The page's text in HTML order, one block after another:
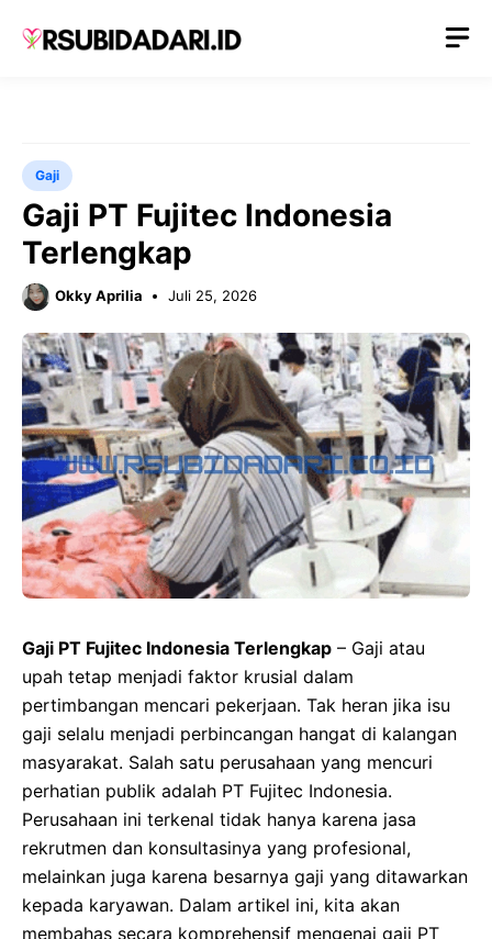
Gaji
Gaji PT Fujitec Indonesia
Terlengkap
Okky Aprilia Juli 25, 2026
Gaji PT Fujitec Indonesia Terlengkap – Gaji atau
upah tetap menjadi faktor krusial dalam
pertimbangan mencari pekerjaan. Tak heran jika isu
gaji selalu menjadi perbincangan hangat di kalangan
masyarakat. Salah satu perusahaan yang mencuri
perhatian publik adalah PT Fujitec Indonesia.
Perusahaan ini terkenal tidak hanya karena jasa
rekrutmen dan konsultasinya yang profesional,
melainkan juga karena besarnya gaji yang ditawarkan
kepada karyawan. Dalam artikel ini, kita akan
membahas secara komprehensif mengenai gaji PT